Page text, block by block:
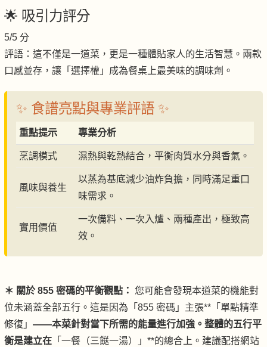
🌟 吸引力評分
5/5 分
評語：這不僅是一道菜，更是一種體貼家人的生活智慧。兩款
口感並存，讓「選擇權」成為餐桌上最美味的調味劑。
✨ 食譜亮點與專業評語 ✨
重點提示 專業分析
烹調模式 濕熱與乾熱結合，平衡肉質水分與香氣。
風味與養生
以蒸為基底減少油炸負擔，同時滿足重口
味需求。
實用價值
一次備料、一次入爐、兩種產出，極致高
效。
＊ 關於 855 密碼的平衡觀點： 您可能會發現本道菜的機能對
位未涵蓋全部五行。這是因為「855 密碼」主張**「單點精準
修復」 ——本菜針對當下所需的能量進行加強。整體的五行平
衡是建立在 「一餐（三餸一湯）」**的總合上。建議配搭網站